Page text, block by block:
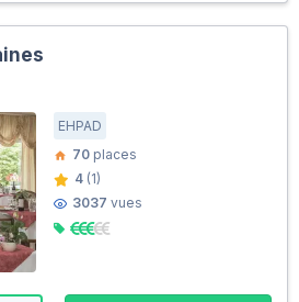
EHPAD
70 places
4 (1)
3037 vues